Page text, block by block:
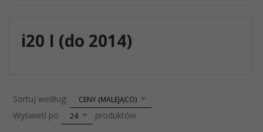
i20 I (do 2014)
Sortuj według: sortCENY (MALEJĄCO)
Wyświetl po pop24 produktów